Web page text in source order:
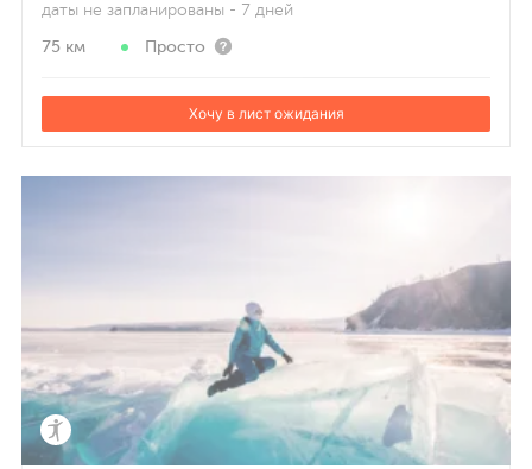
даты не запланированы - 7 дней
75 км Просто
Хочу в лист ожидания